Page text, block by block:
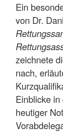
Ein
von Dr.
zeichnete
nach,
Einblicke
heutiger